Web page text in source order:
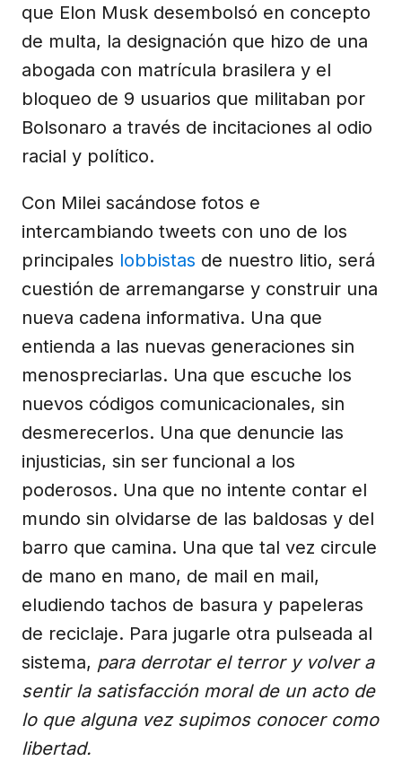
que Elon Musk desembolsó en concepto
de multa, la designación que hizo de una
abogada con matrícula brasilera y el
bloqueo de 9 usuarios que militaban por
Bolsonaro a través de incitaciones al odio
racial y político.
Con Milei sacándose fotos e
intercambiando tweets con uno de los
principales lobbistas de nuestro litio, será
cuestión de arremangarse y construir una
nueva cadena informativa. Una que
entienda a las nuevas generaciones sin
menospreciarlas. Una que escuche los
nuevos códigos comunicacionales, sin
desmerecerlos. Una que denuncie las
injusticias, sin ser funcional a los
poderosos. Una que no intente contar el
mundo sin olvidarse de las baldosas y del
barro que camina. Una que tal vez circule
de mano en mano, de mail en mail,
eludiendo tachos de basura y papeleras
de reciclaje. Para jugarle otra pulseada al
sistema, para derrotar el terror y volver a
sentir la satisfacción moral de un acto de
lo que alguna vez supimos conocer como
libertad.